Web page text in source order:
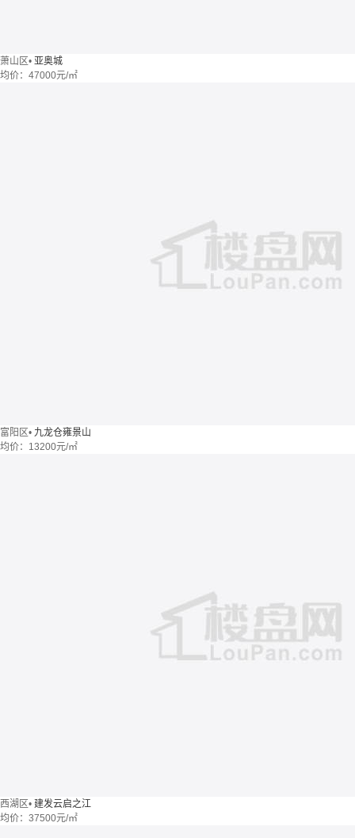
萧山区• 亚奥城
均价： 47000元/㎡
富阳区• 九龙仓雍景山
均价： 13200元/㎡
西湖区• 建发云启之江
均价： 37500元/㎡